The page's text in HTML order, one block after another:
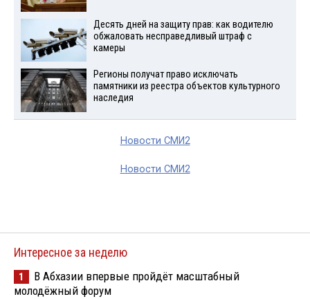
Десять дней на защиту прав: как водителю
обжаловать несправедливый штраф с
камеры
Регионы получат право исключать
памятники из реестра объектов культурного
наследия
Новости СМИ2
Новости СМИ2
Интересное за неделю
1
В Абхазии впервые пройдёт масштабный
молодёжный форум